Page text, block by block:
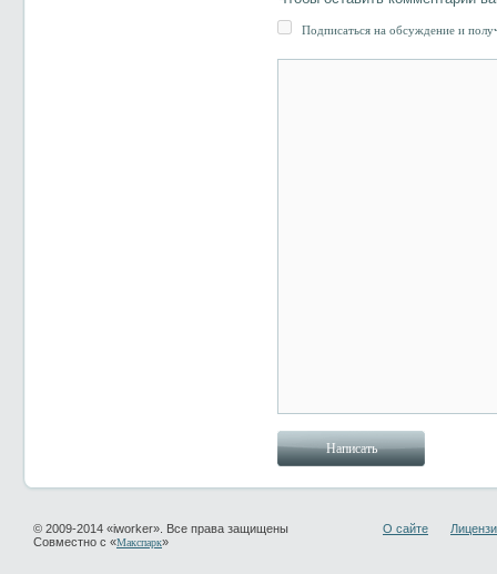
Подписаться на обсуждение и
© 2009-2014 «iworker». Все права защищены
Совместно с «Макспарк»
О сайте